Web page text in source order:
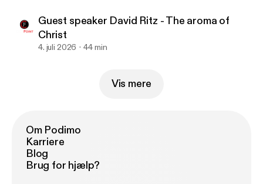
Guest speaker David Ritz - The aroma of
Christ
4. juli 2026 44 min
Vis mere
Om Podimo
Karriere
Blog
Brug for hjælp?